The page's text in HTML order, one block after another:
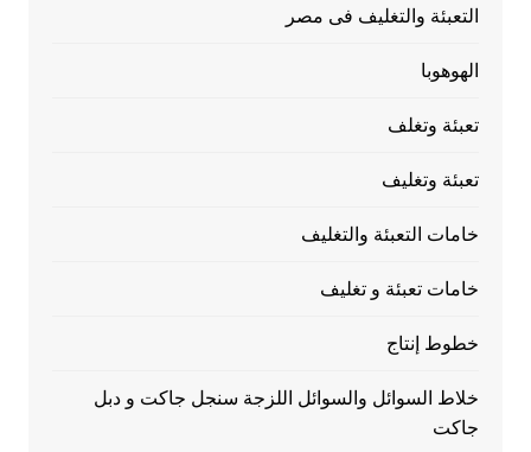
التعبئة والتغليف فى مصر
الهوهوبا
تعبئة وتغلف
تعبئة وتغليف
خامات التعبئة والتغليف
خامات تعبئة و تغليف
خطوط إنتاج
خلاط السوائل والسوائل اللزجة سنجل جاكت و دبل
جاكت